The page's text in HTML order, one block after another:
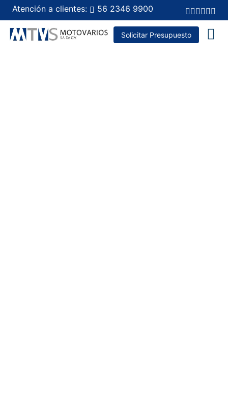
Atención a clientes: 56 2346 9900
Solicitar Presupuesto